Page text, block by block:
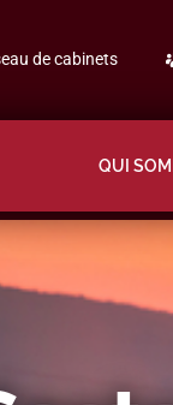
de cabinets
QUI